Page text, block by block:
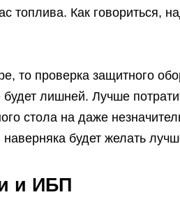
топлива. Как говориться,
то проверка защитного
будет лишней. Лучше
стола на даже
будет желать
и ИБП